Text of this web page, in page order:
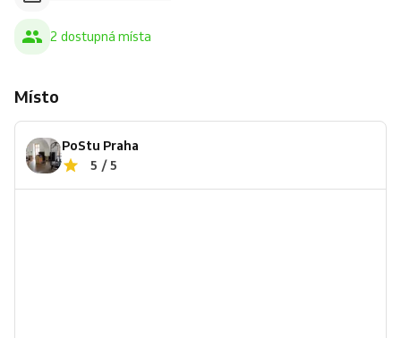
2 dostupná místa
Místo
PoStu Praha
5 / 5